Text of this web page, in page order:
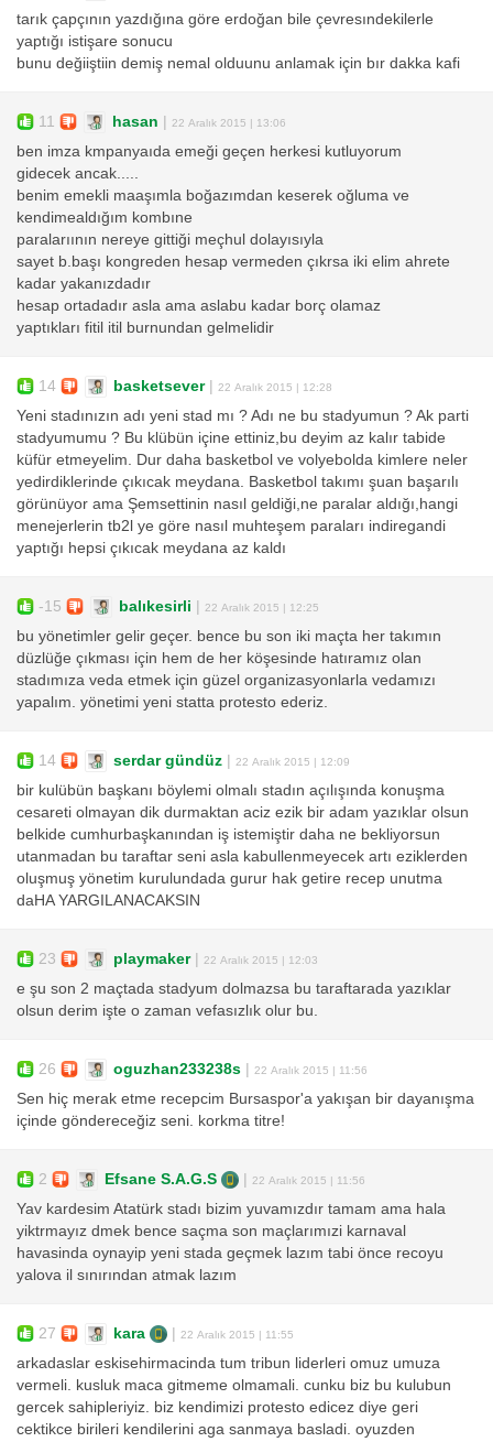
tarık çapçının yazdığına göre erdoğan bile çevresındekilerle
yaptığı istişare sonucu
bunu değiiştiin demiş nemal olduunu anlamak için bır dakka kafi
11 hasan 22 Aralık 2015 | 13:06
ben imza kmpanyaıda emeği geçen herkesi kutluyorum
gidecek ancak.....
benim emekli maaşımla boğazımdan keserek oğluma ve
kendimealdığım kombıne
paralarıının nereye gittiği meçhul dolayısıyla
sayet b.başı kongreden hesap vermeden çıkrsa iki elim ahrete
kadar yakanızdadır
hesap ortadadır asla ama aslabu kadar borç olamaz
yaptıkları fitil itil burnundan gelmelidir
14 basketsever| 22 Aralık 2015 | 12:28
Yeni stadınızın adı yeni stad mı ? Adı ne bu stadyumun ? Ak parti
stadyumumu ? Bu klübün içine ettiniz,bu deyim az kalır tabide
küfür etmeyelim. Dur daha basketbol ve volyebolda kimlere neler
yedirdiklerinde çıkıcak meydana. Basketbol takımı şuan başarılı
görünüyor ama Şemsettinin nasıl geldiği,ne paralar aldığı,hangi
menejerlerin tb2l ye göre nasıl muhteşem paraları indiregandi
yaptığı hepsi çıkıcak meydana az kaldı
-15 balıkesirli 22 Aralık 2015 | 12:25
bu yönetimler gelir geçer. bence bu son iki maçta her takımın
düzlüğe çıkması için hem de her köşesinde hatıramız olan
stadımıza veda etmek için güzel organizasyonlarla vedamızı
yapalım. yönetimi yeni statta protesto ederiz.
14 serdar gündüz 22 Aralık 2015 | 12:09
bir kulübün başkanı böylemi olmalı stadın açılışında konuşma
cesareti olmayan dik durmaktan aciz ezik bir adam yazıklar olsun
belkide cumhurbaşkanından iş istemiştir daha ne bekliyorsun
utanmadan bu taraftar seni asla kabullenmeyecek artı eziklerden
oluşmuş yönetim kurulundada gurur hak getire recep unutma
daHA YARGILANACAKSIN
23 playmaker| 22 Aralık 2015 | 12:03
e şu son 2 maçtada stadyum dolmazsa bu taraftarada yazıklar
olsun derim işte o zaman vefasızlık olur bu.
26 oguzhan233238s 22 Aralık 2015 | 11:56
Sen hiç merak etme recepcim Bursaspor'a yakışan bir dayanışma
içinde göndereceğiz seni. korkma titre!
2 Efsane S.A.G.S 22 Aralık 2015 | 11:56
Yav kardesim Atatürk stadı bizim yuvamızdır tamam ama hala
yiktrmayız dmek bence saçma son maçlarımızi karnaval
havasinda oynayip yeni stada geçmek lazım tabi önce recoyu
yalova il sınırından atmak lazım
27 kara 22 Aralık 2015 | 11:55
arkadaslar eskisehirmacinda tum tribun liderleri omuz umuza
vermeli. kusluk maca gitmeme olmamali. cunku biz bu kulubun
gercek sahipleriyiz. biz kendimizi protesto edicez diye geri
cektikce birileri kendilerini aga sanmaya basladi. oyuzden